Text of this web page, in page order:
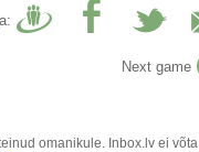
Next game
omanikule. Inbox.lv ei võta